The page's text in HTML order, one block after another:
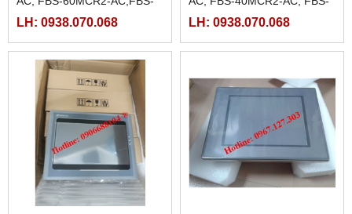
60MAT2-AC, FBS-60MCT2-
LH: 0938.070.068
40MCRT-AC, FBS-40MART-
LH: 0938.070.068